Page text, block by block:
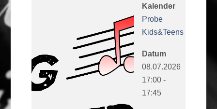
Kalender
Probe
Kids&Teens
Datum
08.07.2026
17:00 -
17:45